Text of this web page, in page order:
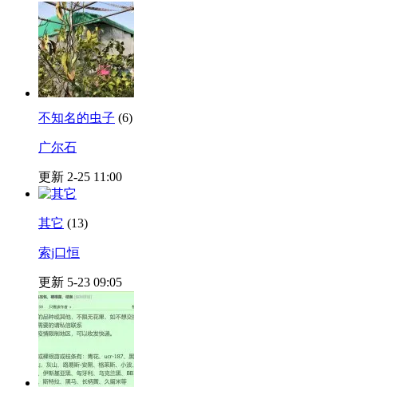
不知名的虫子 (6)
广尔石
更新 2-25 11:00
其它 (13)
索j口恒
更新 5-23 09:05